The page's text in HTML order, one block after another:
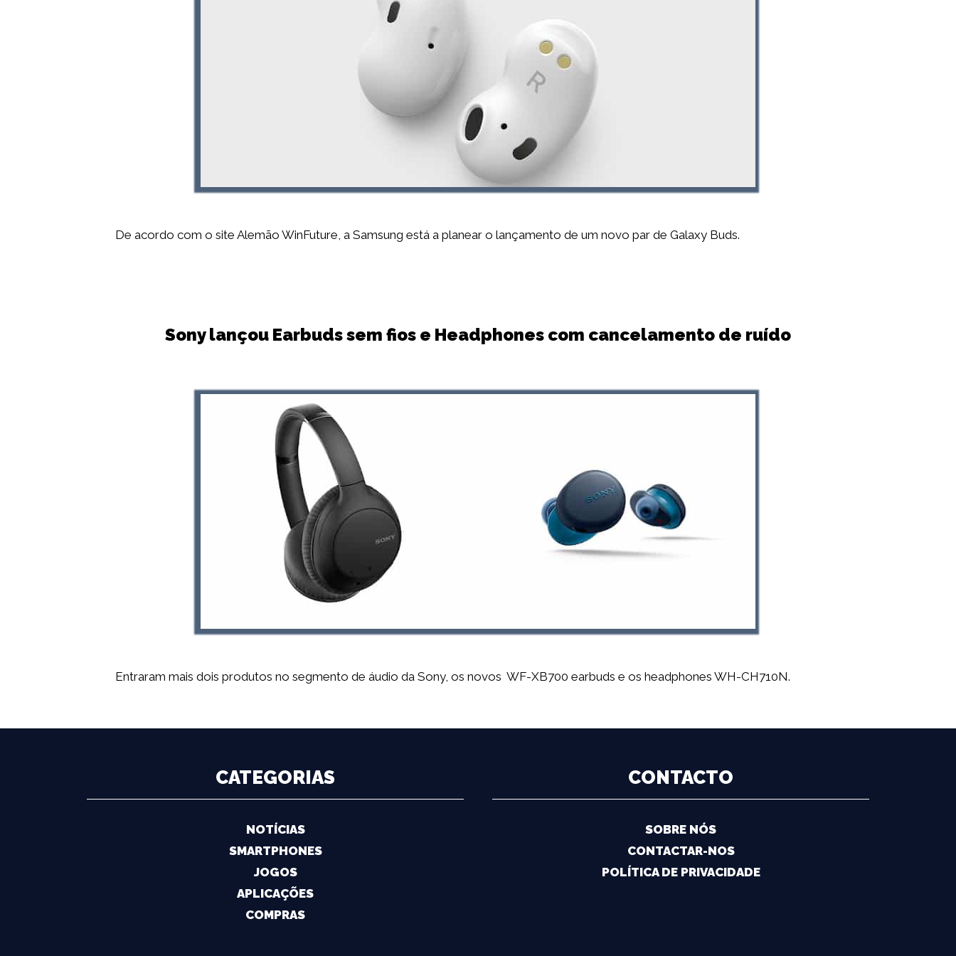
De acordo com o site Alemão WinFuture, a Samsung está a planear o lançamento de um novo par de Galaxy Buds.
Sony lançou Earbuds sem fios e Headphones com cancelamento de ruído
Entraram mais dois produtos no segmento de áudio da Sony, os novos WF-XB700 earbuds e os headphones WH-CH710N.
CATEGORIAS
NOTÍCIAS
SMARTPHONES
JOGOS
APLICAÇÕES
COMPRAS
CONTACTO
SOBRE NÓS
CONTACTAR-NOS
POLÍTICA DE PRIVACIDADE